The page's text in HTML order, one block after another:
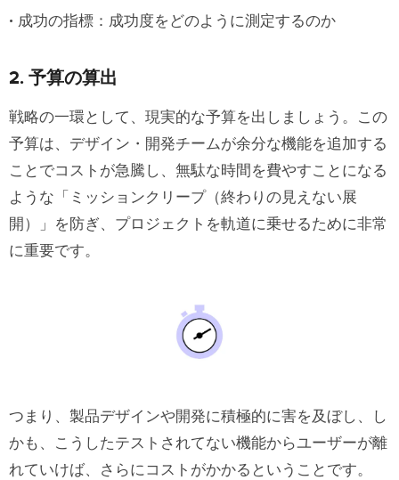
成功の指標：成功度をどのように測定するのか
2. 予算の算出
戦略の一環として、現実的な予算を出しましょう。この
予算は、デザイン・開発チームが余分な機能を追加する
ことでコストが急騰し、無駄な時間を費やすことになる
ような「ミッションクリープ（終わりの見えない展
開）」を防ぎ、プロジェクトを軌道に乗せるために非常
に重要です。
つまり、製品デザインや開発に積極的に害を及ぼし、し
かも、こうしたテストされてない機能からユーザーが離
れていけば、さらにコストがかかるということです。